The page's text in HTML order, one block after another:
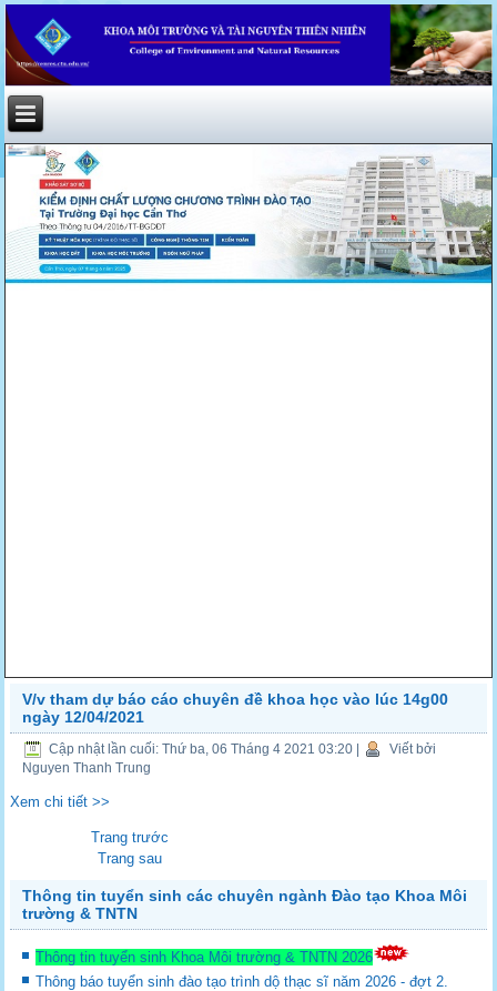
V/v tham dự báo cáo chuyên đề khoa học vào lúc 14g00
ngày 12/04/2021
Cập nhật lần cuối: Thứ ba, 06 Tháng 4 2021 03:20
Viết bởi
Nguyen Thanh Trung
Xem chi tiết >>
Trang trước
Trang sau
Thông tin tuyển sinh các chuyên ngành Đào tạo Khoa Môi
trường & TNTN
Thông tin tuyển sinh Khoa Môi trường & TNTN 2026
Thông báo tuyển sinh đào tạo trình dộ thạc sĩ năm 2026 - đợt 2.